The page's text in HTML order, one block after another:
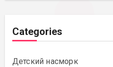
Categories
Детский насморк